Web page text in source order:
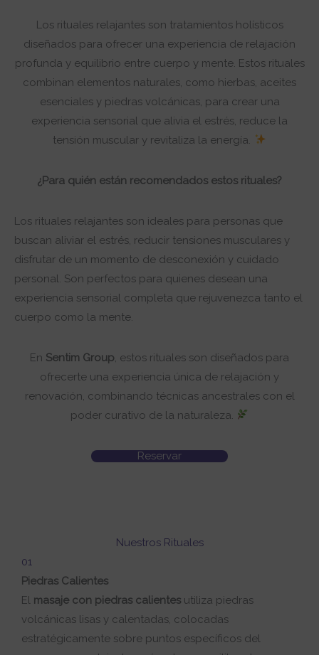
Los rituales relajantes son tratamientos holísticos
diseñados para ofrecer una experiencia de relajación
profunda y equilibrio entre cuerpo y mente. Estos rituales
combinan elementos naturales, como hierbas, aceites
esenciales y piedras volcánicas, para crear una
experiencia sensorial que alivia el estrés, reduce la
tensión muscular y revitaliza la energía.
¿Para quién están recomendados estos rituales?
Los rituales relajantes son ideales para personas que
buscan aliviar el estrés, reducir tensiones musculares y
disfrutar de un momento de desconexión y cuidado
personal. Son perfectos para quienes desean una
experiencia sensorial completa que rejuvenezca tanto el
cuerpo como la mente.
En Sentim Group, estos rituales son diseñados para
ofrecerte una experiencia única de relajación y
renovación, combinando técnicas ancestrales con el
poder curativo de la naturaleza.
Reservar
Nuestros Rituales
01
Piedras Calientes
El masaje con piedras calientes utiliza piedras
volcánicas lisas y calentadas, colocadas
estratégicamente sobre puntos específicos del